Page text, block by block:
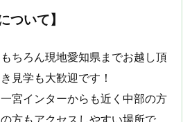
ついて】
もちろん現地愛知県までお越し頂
き見学も大歓迎です！
一宮インターからも近く中部の方
方もアクセスしやすい場所で